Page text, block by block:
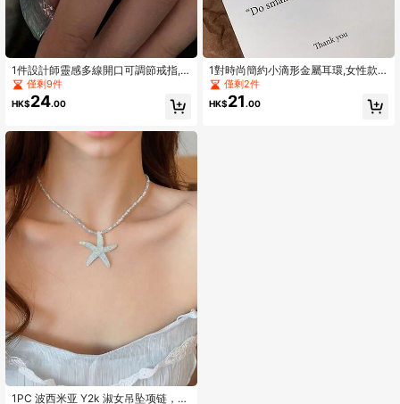
1件設計師靈感多線開口可調節戒指,
適合女性日常佩戴
僅剩9件
HK$24.00
1PC 波西米亚 Y2k 淑女吊坠项链，夏
1對時尚簡約小滴形金屬耳環,女性款,
金色/銀色
僅剩2件
HK$21 .00